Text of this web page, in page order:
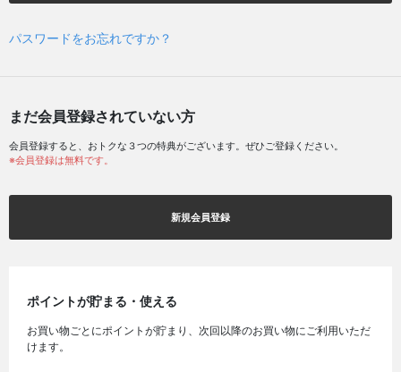
パスワードをお忘れですか？
まだ会員登録されていない方
会員登録すると、おトクな３つの特典がございます。ぜひご登録ください。
※会員登録は無料です。
新規会員登録
ポイントが貯まる・使える
お買い物ごとにポイントが貯まり、次回以降のお買い物にご利用いただ
けます。